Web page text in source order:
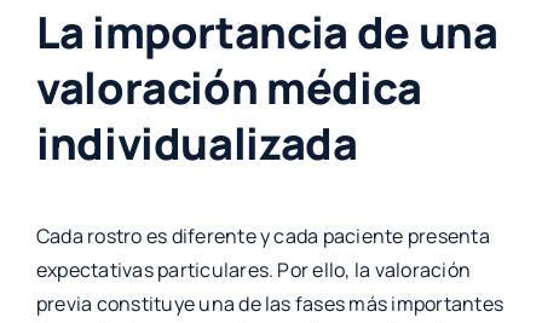
La importancia de una
valoración médica
individualizada
Cada rostro es diferente y cada paciente presenta
expectativas particulares. Por ello, la valoración
previa constituye una de las fases más importantes